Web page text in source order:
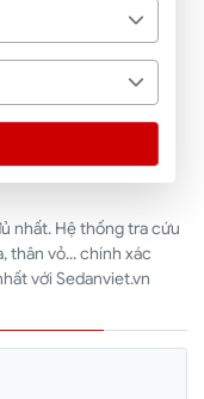
nhất. Hệ thống tra cứu
thân vỏ... chính xác
với Sedanviet.vn